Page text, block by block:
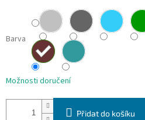
Barva
Možnosti doručení
Přidat do košíku